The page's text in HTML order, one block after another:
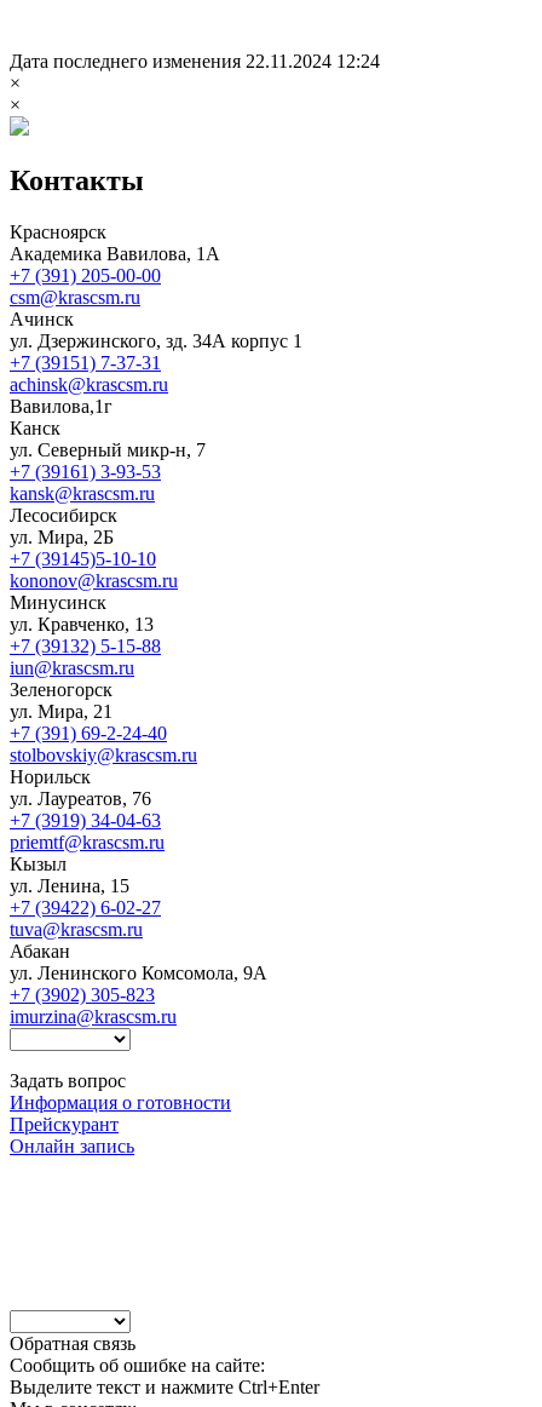
Дата последнего изменения 22.11.2024 12:24
×
×
Контакты
Красноярск
Академика Вавилова, 1А
+7 (391) 205-00-00
csm@krascsm.ru
Ачинск
ул. Дзержинского, зд. 34А корпус 1
+7 (39151) 7-37-31
achinsk@krascsm.ru
Вавилова,1г
Канск
ул. Северный микр-н, 7
+7 (39161) 3-93-53
kansk@krascsm.ru
Лесосибирск
ул. Мира, 2Б
+7 (39145)5-10-10
kononov@krascsm.ru
Минусинск
ул. Кравченко, 13
+7 (39132) 5-15-88
iun@krascsm.ru
Зеленогорск
ул. Мира, 21
+7 (391) 69-2-24-40
stolbovskiy@krascsm.ru
Норильск
ул. Лауреатов, 76
+7 (3919) 34-04-63
priemtf@krascsm.ru
Кызыл
ул. Ленина, 15
+7 (39422) 6-02-27
tuva@krascsm.ru
Абакан
ул. Ленинского Комсомола, 9А
+7 (3902) 305-823
imurzina@krascsm.ru
Задать вопрос
Информация о готовности
Прейскурант
Онлайн запись
Обратная связь
Сообщить об ошибке на сайте:
Выделите текст и нажмите Ctrl+Enter